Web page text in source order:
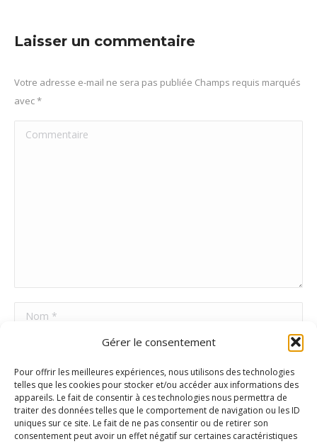
Gérer le consentement
Pour offrir les meilleures expériences, nous utilisons des technologies
telles que les cookies pour stocker et/ou accéder aux informations des
appareils. Le fait de consentir à ces technologies nous permettra de
traiter des données telles que le comportement de navigation ou les ID
uniques sur ce site. Le fait de ne pas consentir ou de retirer son
consentement peut avoir un effet négatif sur certaines caractéristiques
Pinterest
Laisser un commentaire
Votre adresse e-mail ne sera pas publiée Champs requis marqués
avec*
Commentaire
Nom *
Site Web
Poster commentaire